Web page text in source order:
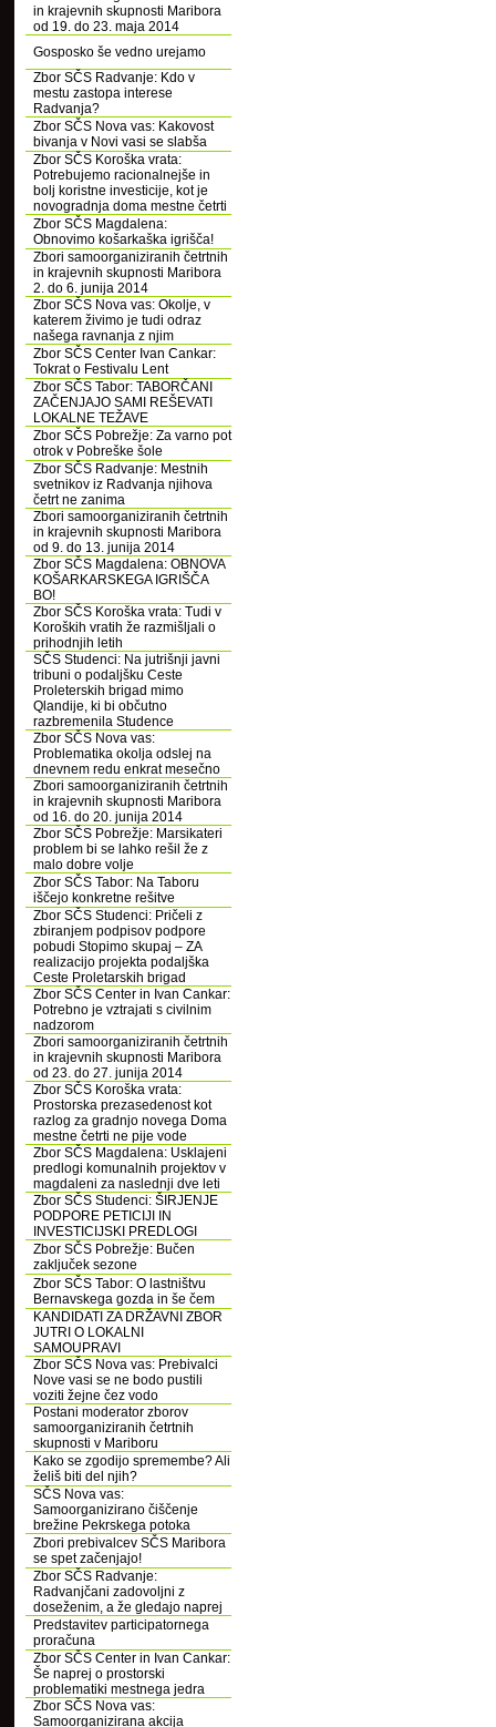
in krajevnih skupnosti Maribora
od 19. do 23. maja 2014
Gosposko še vedno urejamo
Zbor SČS Radvanje: Kdo v
mestu zastopa interese
Radvanja?
Zbor SČS Nova vas: Kakovost
bivanja v Novi vasi se slabša
Zbor SČS Koroška vrata:
Potrebujemo racionalnejše in
bolj koristne investicije, kot je
novogradnja doma mestne četrti
Zbor SČS Magdalena:
Obnovimo košarkaška igrišča!
Zbori samoorganiziranih četrtnih
in krajevnih skupnosti Maribora
2. do 6. junija 2014
Zbor SČS Nova vas: Okolje, v
katerem živimo je tudi odraz
našega ravnanja z njim
Zbor SČS Center Ivan Cankar:
Tokrat o Festivalu Lent
Zbor SČS Tabor: TABORČANI
ZAČENJAJO SAMI REŠEVATI
LOKALNE TEŽAVE
Zbor SČS Pobrežje: Za varno pot
otrok v Pobreške šole
Zbor SČS Radvanje: Mestnih
svetnikov iz Radvanja njihova
četrt ne zanima
Zbori samoorganiziranih četrtnih
in krajevnih skupnosti Maribora
od 9. do 13. junija 2014
Zbor SČS Magdalena: OBNOVA
KOŠARKARSKEGA IGRIŠČA
BO!
Zbor SČS Koroška vrata: Tudi v
Koroških vratih že razmišljali o
prihodnjih letih
SČS Studenci: Na jutrišnji javni
tribuni o podaljšku Ceste
Proleterskih brigad mimo
Qlandije, ki bi občutno
razbremenila Studence
Zbor SČS Nova vas:
Problematika okolja odslej na
dnevnem redu enkrat mesečno
Zbori samoorganiziranih četrtnih
in krajevnih skupnosti Maribora
od 16. do 20. junija 2014
Zbor SČS Pobrežje: Marsikateri
problem bi se lahko rešil že z
malo dobre volje
Zbor SČS Tabor: Na Taboru
iščejo konkretne rešitve
Zbor SČS Studenci: Pričeli z
zbiranjem podpisov podpore
pobudi Stopimo skupaj – ZA
realizacijo projekta podaljška
Ceste Proletarskih brigad
Zbor SČS Center in Ivan Cankar:
Potrebno je vztrajati s civilnim
nadzorom
Zbori samoorganiziranih četrtnih
in krajevnih skupnosti Maribora
od 23. do 27. junija 2014
Zbor SČS Koroška vrata:
Prostorska prezasedenost kot
razlog za gradnjo novega Doma
mestne četrti ne pije vode
Zbor SČS Magdalena: Usklajeni
predlogi komunalnih projektov v
magdaleni za naslednji dve leti
Zbor SČS Studenci: ŠIRJENJE
PODPORE PETICIJI IN
INVESTICIJSKI PREDLOGI
Zbor SČS Pobrežje: Bučen
zaključek sezone
Zbor SČS Tabor: O lastništvu
Bernavskega gozda in še čem
KANDIDATI ZA DRŽAVNI ZBOR
JUTRI O LOKALNI
SAMOUPRAVI
Zbor SČS Nova vas: Prebivalci
Nove vasi se ne bodo pustili
voziti žejne čez vodo
Postani moderator zborov
samoorganiziranih četrtnih
skupnosti v Mariboru
Kako se zgodijo spremembe? Ali
želiš biti del njih?
SČS Nova vas:
Samoorganizirano čiščenje
brežine Pekrskega potoka
Zbori prebivalcev SČS Maribora
se spet začenjajo!
Zbor SČS Radvanje:
Radvanjčani zadovoljni z
doseženim, a že gledajo naprej
Predstavitev participatornega
proračuna
Zbor SČS Center in Ivan Cankar:
Še naprej o prostorski
problematiki mestnega jedra
Zbor SČS Nova vas:
Samoorganizirana akcija